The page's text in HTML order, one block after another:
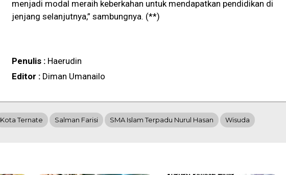
menjadi modal meraih keberkahan untuk mendapatkan pendidikan di
jenjang selanjutnya,” sambungnya. (**)
Penulis : Haerudin
Editor : Diman Umanailo
Kota Ternate Salman Farisi SMA Islam Terpadu Nurul Hasan Wisuda